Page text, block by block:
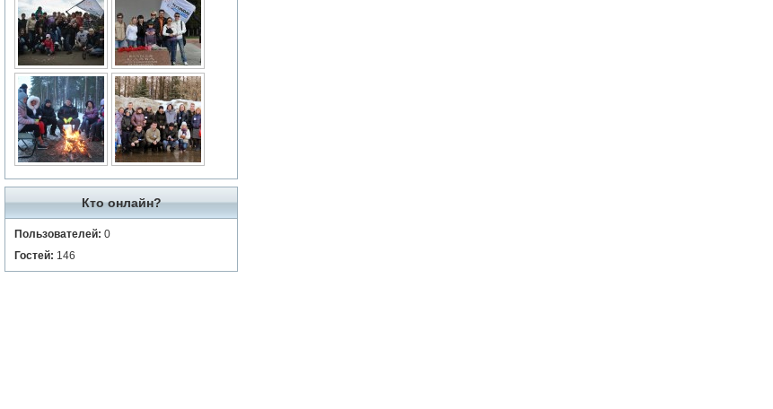
Кто онлайн?
Пользователей: 0
Гостей: 146